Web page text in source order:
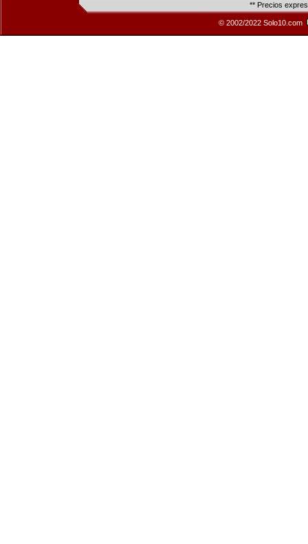
** Precios
© 2002/2022 Solo10.com